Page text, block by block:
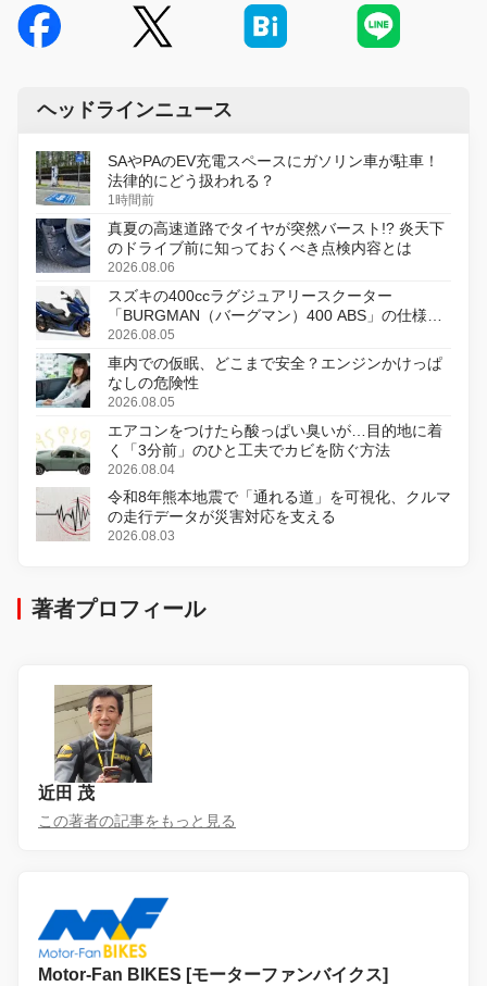
ヘッドラインニュース
SAやPAのEV充電スペースにガソリン車が駐車！
法律的にどう扱われる？
1時間前
真夏の高速道路でタイヤが突然バースト!? 炎天下
のドライブ前に知っておくべき点検内容とは
2026.08.06
スズキの400ccラグジュアリースクーター
「BURGMAN（バーグマン）400 ABS」の仕様を
変更し、8月18日に発売
2026.08.05
車内での仮眠、どこまで安全？エンジンかけっぱ
なしの危険性
2026.08.05
エアコンをつけたら酸っぱい臭いが…目的地に着
く「3分前」のひと工夫でカビを防ぐ方法
2026.08.04
令和8年熊本地震で「通れる道」を可視化、クルマ
の走行データが災害対応を支える
2026.08.03
著者プロフィール
近田 茂
この著者の記事をもっと見る
Motor-Fan BIKES [モーターファンバイクス]